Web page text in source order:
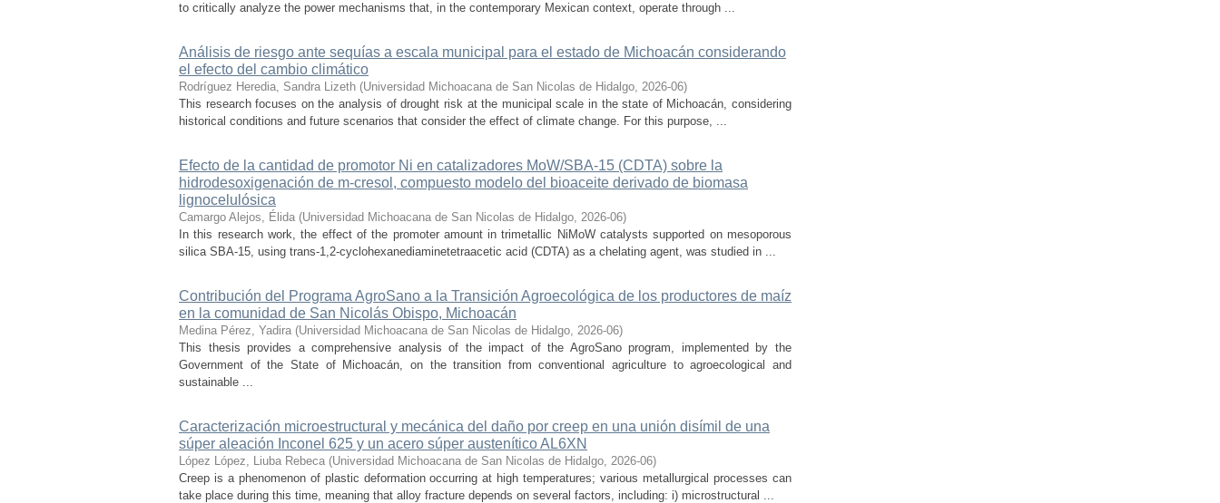
to critically analyze the power mechanisms that, in the contemporary Mexican context, operate through ...
Análisis de riesgo ante sequías a escala municipal para el estado de Michoacán considerando
el efecto del cambio climático
Rodríguez Heredia, Sandra Lizeth (Universidad Michoacana de San Nicolas de Hidalgo, 2026-06)
This research focuses on the analysis of drought risk at the municipal scale in the state of Michoacán, considering
historical conditions and future scenarios that consider the effect of climate change. For this purpose, ...
Efecto de la cantidad de promotor Ni en catalizadores MoW/SBA-15 (CDTA) sobre la
hidrodesoxigenación de m-cresol, compuesto modelo del bioaceite derivado de biomasa
lignocelulósica
Camargo Alejos, Élida (Universidad Michoacana de San Nicolas de Hidalgo, 2026-06)
In this research work, the effect of the promoter amount in trimetallic NiMoW catalysts supported on mesoporous
silica SBA-15, using trans-1,2-cyclohexanediaminetetraacetic acid (CDTA) as a chelating agent, was studied in ...
Contribución del Programa AgroSano a la Transición Agroecológica de los productores de maíz
en la comunidad de San Nicolás Obispo, Michoacán
Medina Pérez, Yadira (Universidad Michoacana de San Nicolas de Hidalgo, 2026-06)
This thesis provides a comprehensive analysis of the impact of the AgroSano program, implemented by the
Government of the State of Michoacán, on the transition from conventional agriculture to agroecological and
sustainable ...
Caracterización microestructural y mecánica del daño por creep en una unión disímil de una
súper aleación Inconel 625 y un acero súper austenítico AL6XN
López López, Liuba Rebeca (Universidad Michoacana de San Nicolas de Hidalgo, 2026-06)
Creep is a phenomenon of plastic deformation occurring at high temperatures; various metallurgical processes can
take place during this time, meaning that alloy fracture depends on several factors, including: i) microstructural ...